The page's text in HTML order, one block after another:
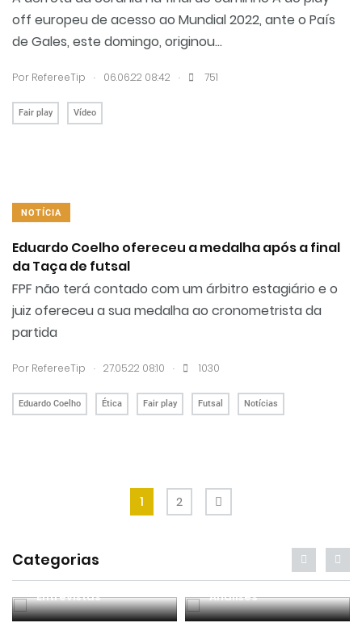
off europeu de acesso ao Mundial 2022, ante o País
de Gales, este domingo, originou...
Por RefereeTip . 06.06.22 08:42 . 751
Fair play Vídeo
NOTÍCIA
Eduardo Coelho ofereceu a medalha após a final
da Taça de futsal
FPF não terá contado com um árbitro estagiário e o
juiz ofereceu a sua medalha ao cronometrista da
partida
Por RefereeTip . 27.05.22 08:10 . 1030
Eduardo Coelho Ética Fair play Futsal Notícias
1 2
Categorias
Entrevistas Análises